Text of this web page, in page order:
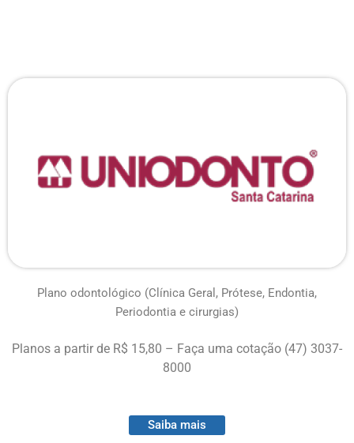
Plano odontológico (Clínica Geral, Prótese, Endontia,
Periodontia e cirurgias)
Planos a partir de R$ 15,80 – Faça uma cotação (47) 3037-
8000
Saiba mais